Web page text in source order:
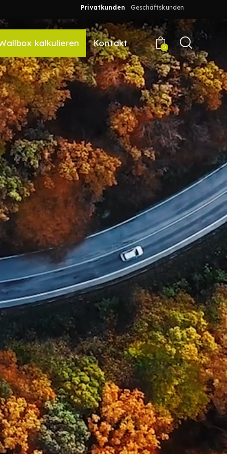
Privatkunden Geschäftskunden
kalkulieren Kontakt 0